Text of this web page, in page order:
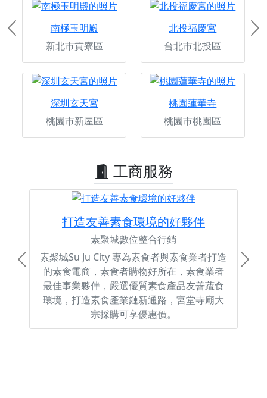
南極玉明殿
新北市貢寮區
北投福慶宮
台北市北投區
深圳玄天宮
桃園市新屋區
桃園蓮華寺
桃園市桃園區
Previous
工商服務
打造友善素食環境的好夥伴
素聚城數位整合行銷
素聚城Su Ju City 專為素食者與素食業者打造
的素食電商，素食者購物好所在，素食業者
最佳事業夥伴，嚴選優質素食產品友善蔬食
環境，打造素食產業鏈新通路，宮堂寺廟大
宗採購可享優惠價。
Previous Next